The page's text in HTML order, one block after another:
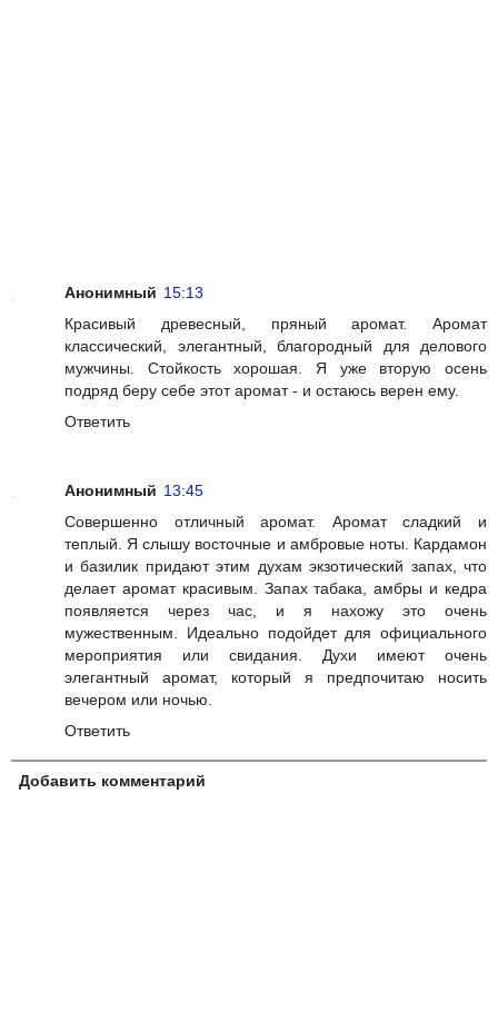
Анонимный 15:13
Красивый древесный, пряный аромат. Аромат
классический, элегантный, благородный для делового
мужчины. Стойкость хорошая. Я уже вторую осень
подряд беру себе этот аромат - и остаюсь верен ему.
Ответить
Анонимный 13:45
Совершенно отличный аромат. Аромат сладкий и
теплый. Я слышу восточные и амбровые ноты. Кардамон
и базилик придают этим духам экзотический запах, что
делает аромат красивым. Запах табака, амбры и кедра
появляется через час, и я нахожу это очень
мужественным. Идеально подойдет для официального
мероприятия или свидания. Духи имеют очень
элегантный аромат, который я предпочитаю носить
вечером или ночью.
Ответить
Добавить комментарий